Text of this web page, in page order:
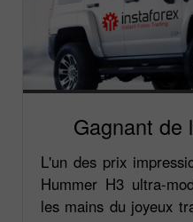
Gagnant de
L'un des prix
Hummer H3 ultra-
les mains du joyeux